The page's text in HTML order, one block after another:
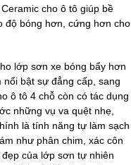
cho ô tô giúp bề
độ bóng hơn, cứng hơn cho
lớp sơn xe bóng bẩy hơn
bật sự đẳng cấp, sang
ô tô 4 chỗ còn có tác dụng
những vụ va quệt nhẹ,
là tính năng tự làm sạch
như phân chim, xác côn
của lớp sơn tự nhiên